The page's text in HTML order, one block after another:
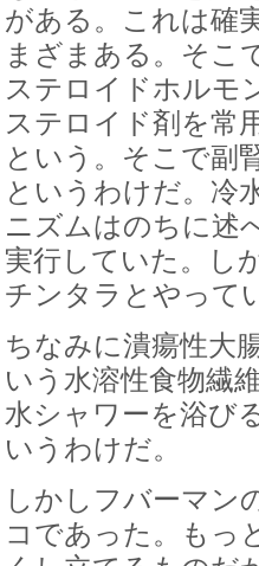
がある。これは確
まざまある。そこ
ステロイドホルモ
ステロイド剤を常
という。そこで副
というわけだ。冷
ニズムはのちに述
実行していた。し
チンタラとやって
ちなみに潰瘍性大
いう水溶性食物繊
水シャワーを浴び
いうわけだ。
しかしフバーマン
コであった。もっ